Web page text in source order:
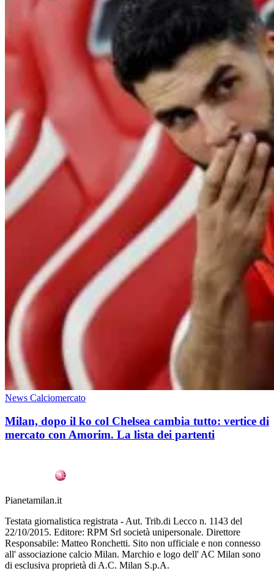
News Calciomercato
Milan, dopo il ko col Chelsea cambia tutto: vertice di
mercato con Amorim. La lista dei partenti
Pianetamilan.it
Testata giornalistica registrata - Aut. Trib.di Lecco n. 1143 del
22/10/2015. Editore: RPM Srl società unipersonale. Direttore
Responsabile: Matteo Ronchetti. Sito non ufficiale e non connesso
all' associazione calcio Milan. Marchio e logo dell' AC Milan sono
di esclusiva proprietà di A.C. Milan S.p.A.